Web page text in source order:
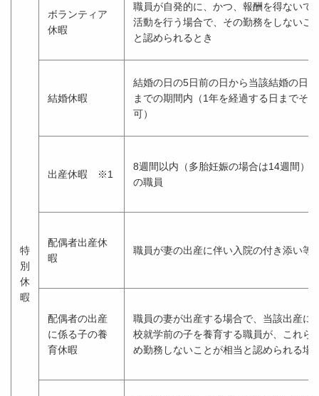
特
別
休
暇
ボランティア
休暇
職員が自発的に、かつ、報酬を得ないで
活動を行う場合で、その勤務をしないこ
と認められるとき
結婚休暇
結婚の日の5日前の日から当該結婚の日
までの期間内（1年を経過する日までそ
可）
出産休暇 ※1
8週間以内（多胎妊娠の場合は14週間）
の職員
配偶者出産休
暇
職員が妻の出産に伴い入院の付き添い等
配偶者の出産
に係る子の養
育休暇
職員の妻が出産する場合で、当該出産に
校就学前の子を養育する職員が、これら
め勤務しないことが相当と認められる場